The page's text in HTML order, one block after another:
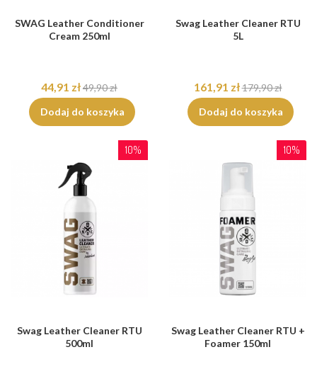
SWAG Leather Conditioner
Cream 250ml
44,91 zł49,90 zł
Dodaj do koszyka
Swag Leather Cleaner RTU
5L
161,91 zł179,90 zł
Dodaj do koszyka
10%
Swag Leather Cleaner RTU
500ml
10%
Swag Leather Cleaner RTU +
Foamer 150ml